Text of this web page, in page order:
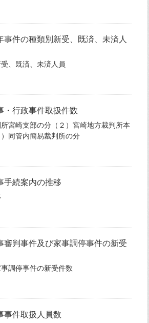
事件の種類別新受、既済、未済人
、既済、未済人員
・行政事件取扱件数
所宮崎支部の分（２）宮崎地方裁判所本
同管内簡易裁判所の分
手続案内の推移
審判事件及び家事調停事件の新受
調停事件の新受件数
事件取扱人員数